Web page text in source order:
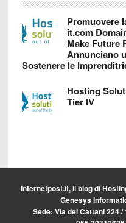
Promuovere
it.com
Make Future
Annunciano
Sostenere le
Hosting
Tier IV
Internetpost.it, il blog di
Genesys
Sede: Via dei Cattani 224 /